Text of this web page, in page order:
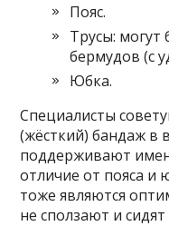
Пояс.
Трусы:
бермудов (с
Юбка.
Специалисты
(жёсткий) бандаж в
поддерживают
отличие от пояса и
тоже являются
не сползают и